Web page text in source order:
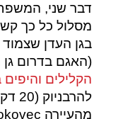
דבר שני,
מסלול כל כך
בגן העדן שצמוד
(האגם בדרום גן
הקלילים והיפים